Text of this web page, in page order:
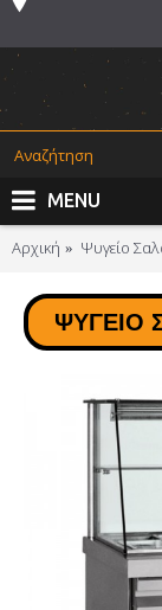
MENU
Αρχική Ψυγείο
ΨΥΓΕΊΟ